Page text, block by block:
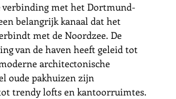
verbinding met het Dortmund-
belangrijk kanaal dat het
met de Noordzee. De
van de haven heeft geleid tot
architectonische
oude pakhuizen zijn
trendy lofts en kantoorruimtes.